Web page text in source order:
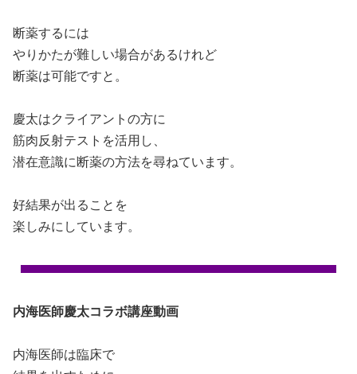
断薬するには
やりかたが難しい場合があるけれど
断薬は可能ですと。
慶太はクライアントの方に
筋肉反射テストを活用し、
潜在意識に断薬の方法を尋ねています。
好結果が出ることを
楽しみにしています。
内海医師慶太コラボ講座動画
内海医師は臨床で